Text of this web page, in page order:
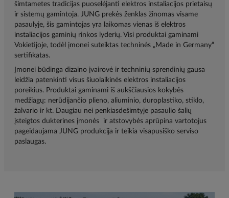
šimtametes tradicijas puoselėjanti elektros instaliacijos prietaisų
ir sistemų gamintoja. JUNG prekės ženklas žinomas visame
pasaulyje, šis gamintojas yra laikomas vienas iš elektros
instaliacijos gaminių rinkos lyderių. Visi produktai gaminami
Vokietijoje, todėl įmonei suteiktas techninės „Made in Germany“
sertifikatas.
Įmonei būdinga dizaino įvairovė ir techninių sprendinių gausa
leidžia patenkinti visus šiuolaikinės elektros instaliacijos
poreikius. Produktai gaminami iš aukščiausios kokybės
medžiagų: nerūdijančio plieno, aliuminio, duroplastiko, stiklo,
žalvario ir kt. Daugiau nei penkiasdešimtyje pasaulio šalių
įsteigtos dukterines įmonės ir atstovybės aprūpina vartotojus
pageidaujama JUNG produkcija ir teikia visapusiško serviso
paslaugas.